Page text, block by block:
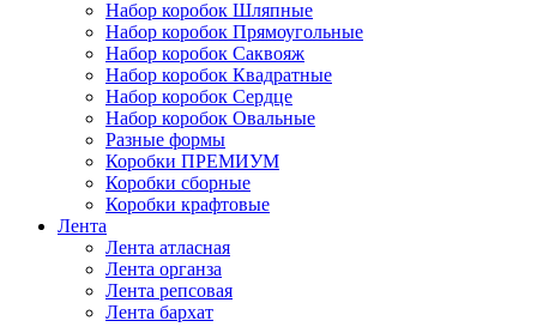
Набор коробок Шляпные
Набор коробок Прямоугольные
Набор коробок Саквояж
Набор коробок Квадратные
Набор коробок Сердце
Набор коробок Овальные
Разные формы
Коробки ПРЕМИУМ
Коробки сборные
Коробки крафтовые
Лента
Лента атласная
Лента органза
Лента репсовая
Лента бархат